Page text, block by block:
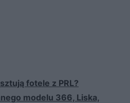
fotele z PRL?
modelu 366, Liska,